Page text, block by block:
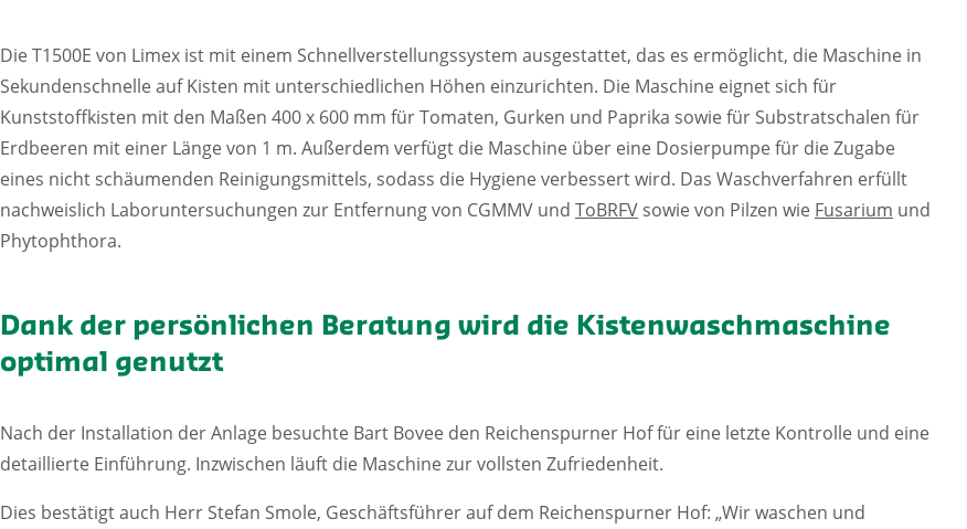
Die T1500E von Limex ist mit einem Schnellverstellungssystem ausgestattet, das es ermöglicht, die Maschine in
Sekundenschnelle auf Kisten mit unterschiedlichen Höhen einzurichten. Die Maschine eignet sich für
Kunststoffkisten mit den Maßen 400 x 600 mm für Tomaten, Gurken und Paprika sowie für Substratschalen für
Erdbeeren mit einer Länge von 1 m. Außerdem verfügt die Maschine über eine Dosierpumpe für die Zugabe
eines nicht schäumenden Reinigungsmittels, sodass die Hygiene verbessert wird. Das Waschverfahren erfüllt
nachweislich Laboruntersuchungen zur Entfernung von CGMMV und ToBRFV sowie von Pilzen wie Fusarium und
Phytophthora.
Dank der persönlichen Beratung wird die Kistenwaschmaschine
optimal genutzt
Nach der Installation der Anlage besuchte Bart Bovee den Reichenspurner Hof für eine letzte Kontrolle und eine
detaillierte Einführung. Inzwischen läuft die Maschine zur vollsten Zufriedenheit.
Dies bestätigt auch Herr Stefan Smole, Geschäftsführer auf dem Reichenspurner Hof: „Wir waschen und